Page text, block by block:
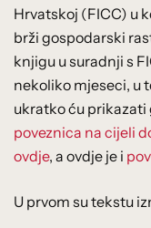
Hrvatskoj (FICC) u
brži gospodarski
knjigu u suradnji s
nekoliko mjeseci, u
ukratko ću prikazati
poveznica na cijeli
ovdje, a ovdje je i
U prvom su tekstu